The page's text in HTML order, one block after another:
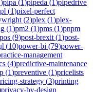
)pipa (1)pipeda (1)pipedrive
(1)pixel-perfect
(2)plex (1)plex-
(1)pm2 (1)pms (1)pnpm
pos (9)post-brexit (1)post-
(10)power-bi (79)power-
management
(4)predictive-maintenance
(1)preventive (1)pricelists
strategy (3)printing
privacy-by-design